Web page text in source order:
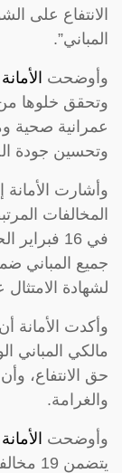
الانتفاع على
المباني”.
وأوضحت الأمانة
وتحقق خلوها
عمرانية صحية
وتحسين جودة
وأشارت الأمانة
المخالفات
في 16
جميع المباني
لشهادة
وأكدت الأمانة
مالكي المباني
حق الانتفاع،
والغرامة.
وأوضحت الأمانة